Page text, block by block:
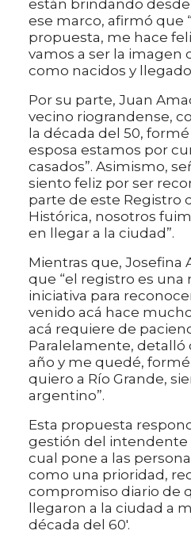
están brindando desde
ese marco, afirmó que
propuesta, me hace
vamos a ser la imagen
como nacidos y
Por su parte, Juan
vecino riograndense,
la década del 50,
esposa estamos por
casados”. Asimismo,
siento feliz por ser
parte de este Registro
Histórica, nosotros
en llegar a la ciudad”.
Mientras que, Josefina
que “el registro es una
iniciativa para
venido acá hace
acá requiere de
Paralelamente, detalló
año y me quedé,
quiero a Río Grande,
argentino”.
Esta propuesta
gestión del intendente
cual pone a las
como una prioridad,
compromiso diario de
llegaron a la ciudad a
década del 60'.